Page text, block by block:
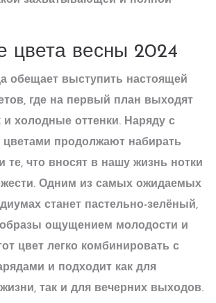
цвета весны 2024
обещает выступить настоящей
где на первый план выходят
и холодные оттенки. Наряду с
цветами продолжают набирать
те, что вносят в нашу жизнь нотки
Одним из самых ожидаемых
станет пастельно-зелёный,
ощущением молодости и
цвет легко комбинировать с
и подходит как для
так и для вечерних выходов.